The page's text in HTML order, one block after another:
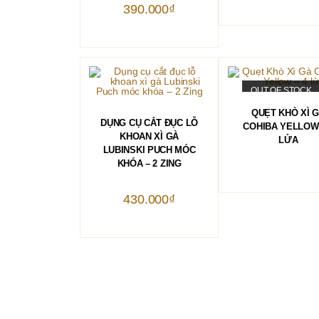
390.000₫
THÊM VÀO GIỎ HÀNG
DỤNG CỤ CẮT ĐỤC LỖ
KHOAN XÌ GÀ
LUBINSKI PUCH MÓC
KHÓA – 2 ZING
430.000₫
OUT OF STOCK
ĐỌC TIẾP
QUẸT KHÒ XÌ
COHIBA
LỬA